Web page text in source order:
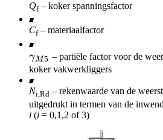
Qf– koker spanningsfactor
Cf– materiaalfactor
\gamma_{M5}
γM5 – partiële factor voor de
koker vakwerkliggers
Ni,Rd – rekenwaarde van de
uitgedrukt in termen van de
i (i = 0,1,2 of 3)